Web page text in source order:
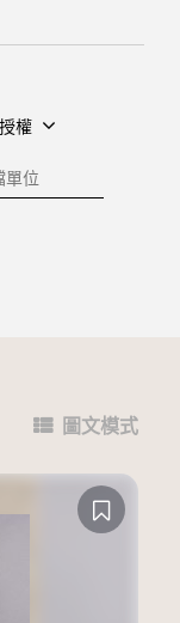
權
圖文模式